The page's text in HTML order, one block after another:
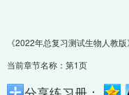
《2022年总复习测试生物人教版
当前章节名称：第1页